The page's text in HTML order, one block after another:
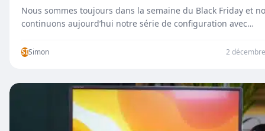
Nous sommes toujours dans la semaine du Black Friday et
continuons aujourd’hui notre série de configuration avec…
SISimon 2